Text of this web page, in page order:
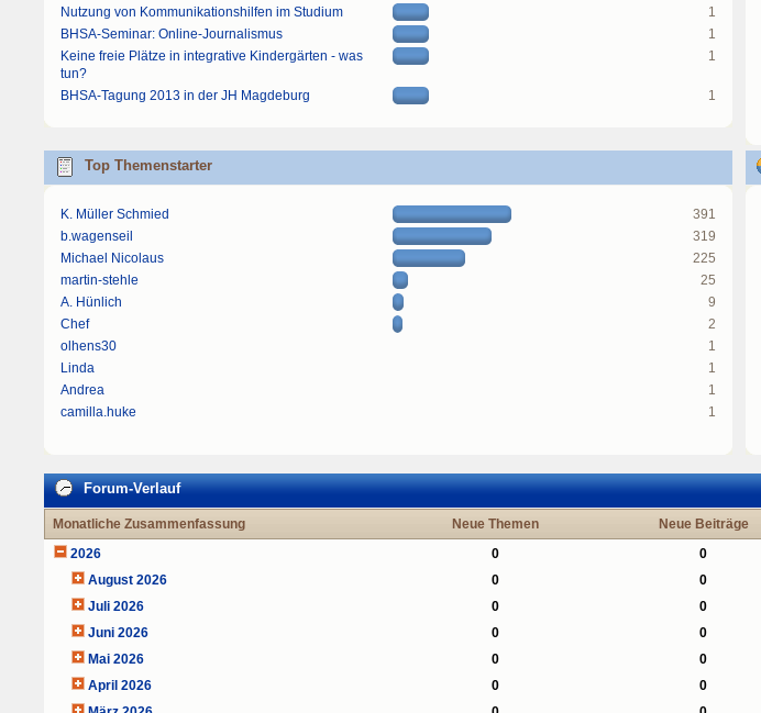
Nutzung von Kommunikationshilfen im Studium
1
BHSA-Seminar: Online-Journalismus
1
Keine freie Plätze in integrative Kindergärten - was
tun?
1
BHSA-Tagung 2013 in der JH Magdeburg 1
Top Themenstarter
K. Müller Schmied
391
b.wagenseil
319
Michael Nicolaus
225
martin-stehle
25
A. Hünlich
9
Chef
2
olhens30
1
Linda
1
Andrea
1
camilla.huke
1
Forum-Verlauf
Monatliche Zusammenfassung Neue Themen Neue Beiträge
2026
0 0
August 2026
0 0
Juli 2026
0 0
Juni 2026
0 0
Mai 2026
0 0
April 2026
0 0